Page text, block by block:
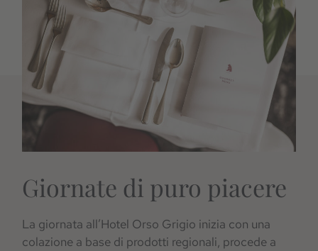
Giornate di puro piacere
La giornata all’Hotel Orso Grigio inizia con una
colazione a base di prodotti regionali, procede a